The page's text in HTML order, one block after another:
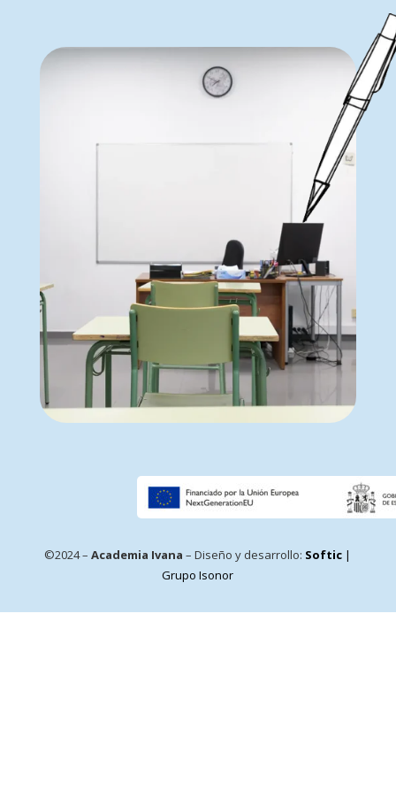
©2024 –Academia Ivana – Diseño y desarrollo: Softic |
Grupo Isonor